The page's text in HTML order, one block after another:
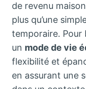
de revenu
plus qu’une
temporaire. Pour
un mode de vie
flexibilité et
en assurant une